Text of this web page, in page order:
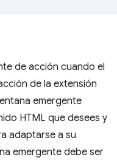
de acción cuando el
de la extensión
emergente
HTML que desees y
adaptarse a su
emergente debe ser